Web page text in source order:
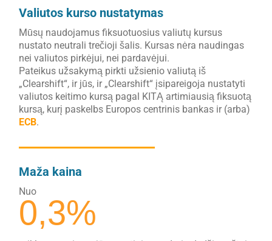
Valiutos kurso nustatymas
Mūsų naudojamus fiksuotuosius valiutų kursus
nustato neutrali trečioji šalis. Kursas nėra naudingas
nei valiutos pirkėjui, nei pardavėjui.
Pateikus užsakymą pirkti užsienio valiutą iš
„Clearshift“, ir jūs, ir „Clearshift“ įsipareigoja nustatyti
valiutos keitimo kursą pagal KITĄ artimiausią fiksuotą
kursą, kurį paskelbs Europos centrinis bankas ir (arba)
ECB.
Maža kaina
Nuo
0,3%